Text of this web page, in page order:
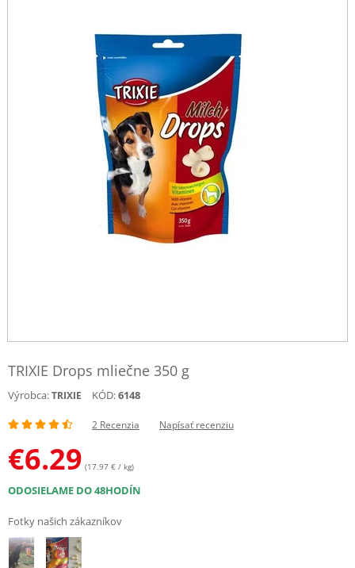
TRIXIE Drops mliečne 350 g
Výrobca:TRIXIE KÓD:6148
2 Recenzia Napísať recenziu
€6.29 (17.97 € / kg)
ODOSIELAME DO 48HODÍN
Fotky našich zákazníkov